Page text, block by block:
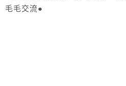
毛毛交流●